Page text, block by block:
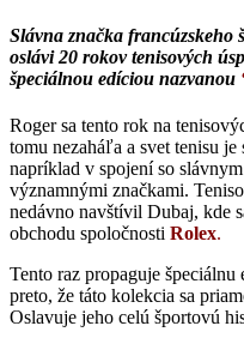
Slávna značka francúzskeho
oslávi 20 rokov tenisových
špeciálnou edíciou nazvanou
Roger sa tento rok na
tomu nezaháľa a svet tenisu
napríklad v spojení so
významnými značkami.
nedávno navštívil Dubaj, kde
obchodu spoločnosti Rolex.
Tento raz propaguje špeciálnu
preto, že táto kolekcia sa
Oslavuje jeho celú športovú